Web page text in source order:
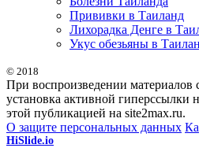
Прививки в Таиланд
Лихорадка Денге в
Укус обезьяны в
© 2018
При воспроизведении материалов
установка активной гиперссылки
этой публикацией на site2max.ru.
О защите персональных данных
HiSlide.io